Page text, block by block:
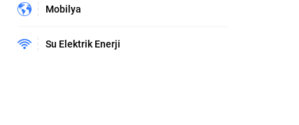
Mobilya
Su Elektrik Enerji